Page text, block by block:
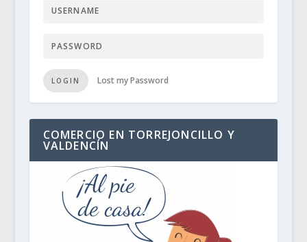
LOGIN Lost my Password
COMERCIO EN TORREJONCILLO Y
VALDENCÍN